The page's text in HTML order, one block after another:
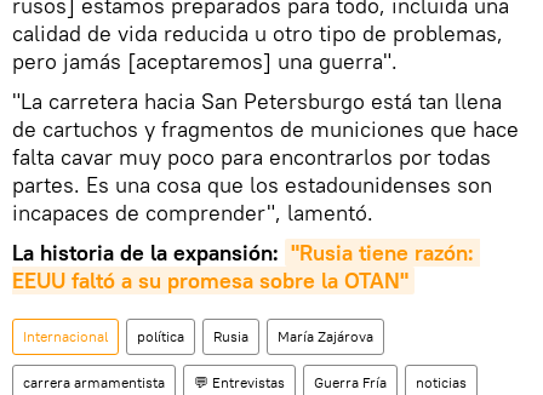
calidad de vida reducida u otro tipo de problemas,
pero jamás [aceptaremos] una guerra".
"La carretera hacia San Petersburgo está tan llena
de cartuchos y fragmentos de municiones que hace
falta cavar muy poco para encontrarlos por todas
partes. Es una cosa que los estadounidenses son
incapaces de comprender", lamentó.
La historia de la expansión: "Rusia tiene razón:
EEUU faltó a su promesa sobre la OTAN"
Internacional política Rusia María Zajárova
carrera armamentista 💬 Entrevistas Guerra Fría noticias